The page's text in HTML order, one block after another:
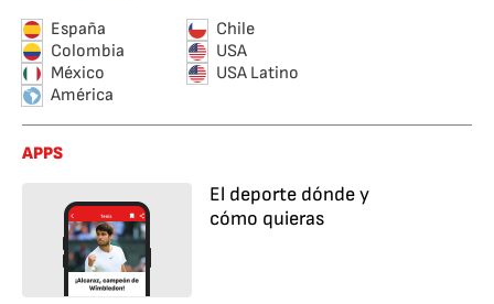
España
Chile
Colombia
USA
México
USA Latino
América
APPS
El deporte dónde y
cómo quieras